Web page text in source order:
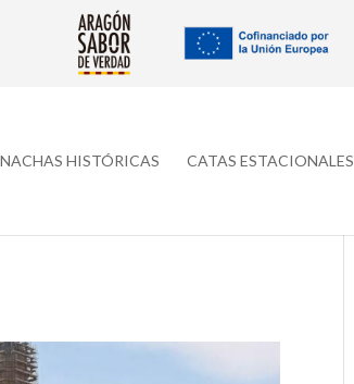
HISTÓRICAS CATAS ESTACIONALES